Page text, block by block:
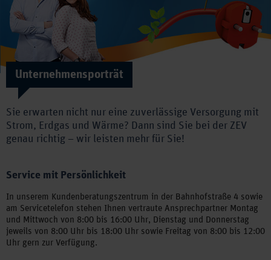
Unternehmensporträt
Sie erwarten nicht nur eine zuverlässige Versorgung mit
Strom, Erdgas und Wärme? Dann sind Sie bei der ZEV
genau richtig – wir leisten mehr für Sie!
Service mit Persönlichkeit
In unserem Kundenberatungszentrum in der Bahnhofstraße 4 sowie
am Servicetelefon stehen Ihnen vertraute Ansprechpartner Montag
und Mittwoch von 8:00 bis 16:00 Uhr, Dienstag und Donnerstag
jeweils von 8:00 Uhr bis 18:00 Uhr sowie Freitag von 8:00 bis 12:00
Uhr gern zur Verfügung.